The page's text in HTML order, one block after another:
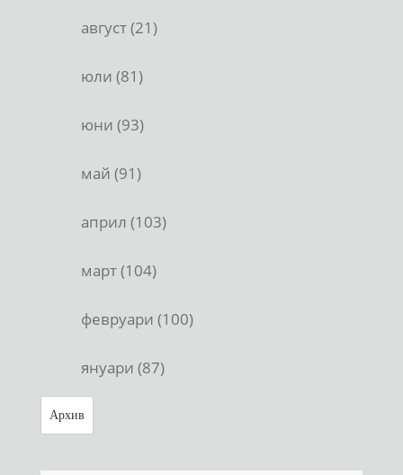
август (21)
юли (81)
юни (93)
май (91)
април (103)
март (104)
февруари (100)
януари (87)
Архив